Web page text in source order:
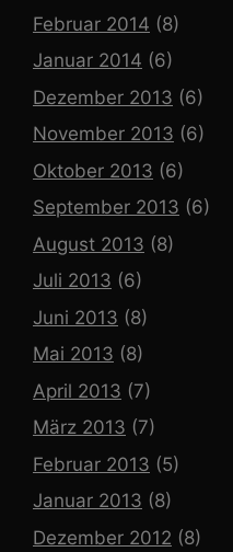
Februar 2014 (8)
Januar 2014 (6)
Dezember 2013 (6)
November 2013 (6)
Oktober 2013 (6)
September 2013 (6)
August 2013 (8)
Juli 2013 (6)
Juni 2013 (8)
Mai 2013 (8)
April 2013 (7)
März 2013 (7)
Februar 2013 (5)
Januar 2013 (8)
Dezember 2012 (8)